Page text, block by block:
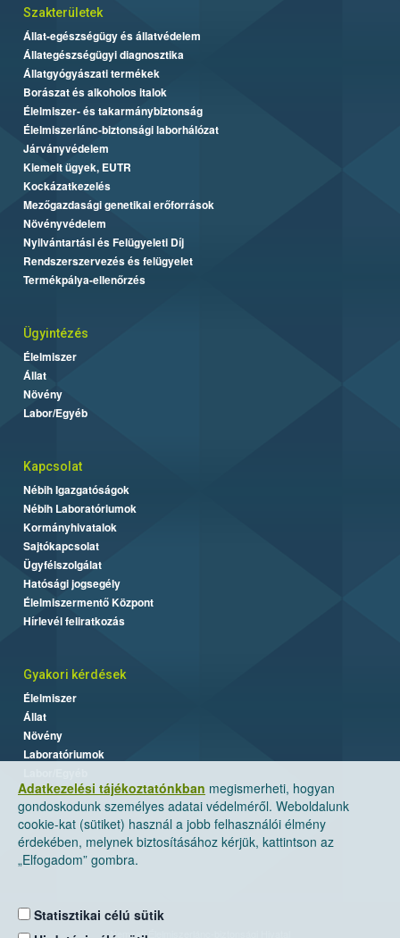
Adatkezelési tájékoztatónkban megismerheti, hogyan
gondoskodunk személyes adatai védelméről. Weboldalunk
cookie-kat (sütiket) használ a jobb felhasználói élmény
érdekében, melynek biztosításához kérjük, kattintson az
„Elfogadom” gombra.
Statisztikai célú sütik
Szakterületek
Állat-egészségügy és állatvédelem
Állategészségügyi diagnosztika
Állatgyógyászati termékek
Borászat és alkoholos italok
Élelmiszer- és takarmánybiztonság
Élelmiszerlánc-biztonsági laborhálózat
Járványvédelem
Kiemelt ügyek, EUTR
Kockázatkezelés
Mezőgazdasági genetikai erőforrások
Növényvédelem
Nyilvántartási és Felügyeleti Díj
Rendszerszervezés és felügyelet
Termékpálya-ellenőrzés
Ügyintézés
Élelmiszer
Állat
Növény
Labor/Egyéb
Kapcsolat
Nébih Igazgatóságok
Nébih Laboratóriumok
Kormányhivatalok
Sajtókapcsolat
Ügyfélszolgálat
Hatósági jogsegély
Élelmiszermentő Központ
Hírlevél feliratkozás
Gyakori kérdések
Élelmiszer
Állat
Növény
Laboratóriumok
Nemzeti Élelmiszerlánc-biztonsági Hivatal